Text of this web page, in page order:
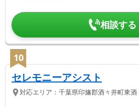
相談する
10
セレモニーアシスト
対応エリア： 千葉県印旛郡酒々井町東酒